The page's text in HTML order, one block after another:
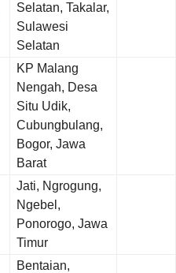
Selatan, Takalar,
Sulawesi
Selatan
KP Malang
Nengah, Desa
Situ Udik,
Cubungbulang,
Bogor, Jawa
Barat
Jati, Ngrogung,
Ngebel,
Ponorogo, Jawa
Timur
Bentaian,